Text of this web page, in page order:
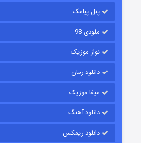
قسمت
پنل پیامک
ملودی 98
نواز موزیک
دانلود رمان
میفا موزیک
دانلود آهنگ
دانلود ریمکس